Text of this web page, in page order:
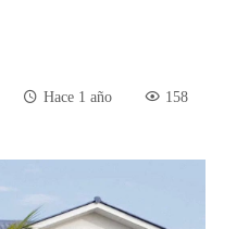
Hace 1 año 158